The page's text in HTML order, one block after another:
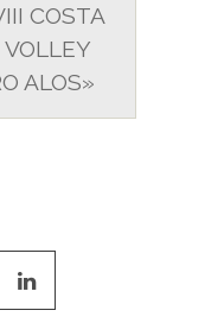
COSTA
ALOS»